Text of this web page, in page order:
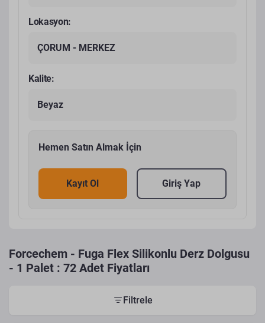
Lokasyon:
ÇORUM - MERKEZ
Kalite:
Beyaz
Hemen Satın Almak İçin
Kayıt Ol Giriş Yap
Forcechem - Fuga Flex Silikonlu Derz Dolgusu
- 1 Palet : 72 Adet Fiyatları
Filtrele